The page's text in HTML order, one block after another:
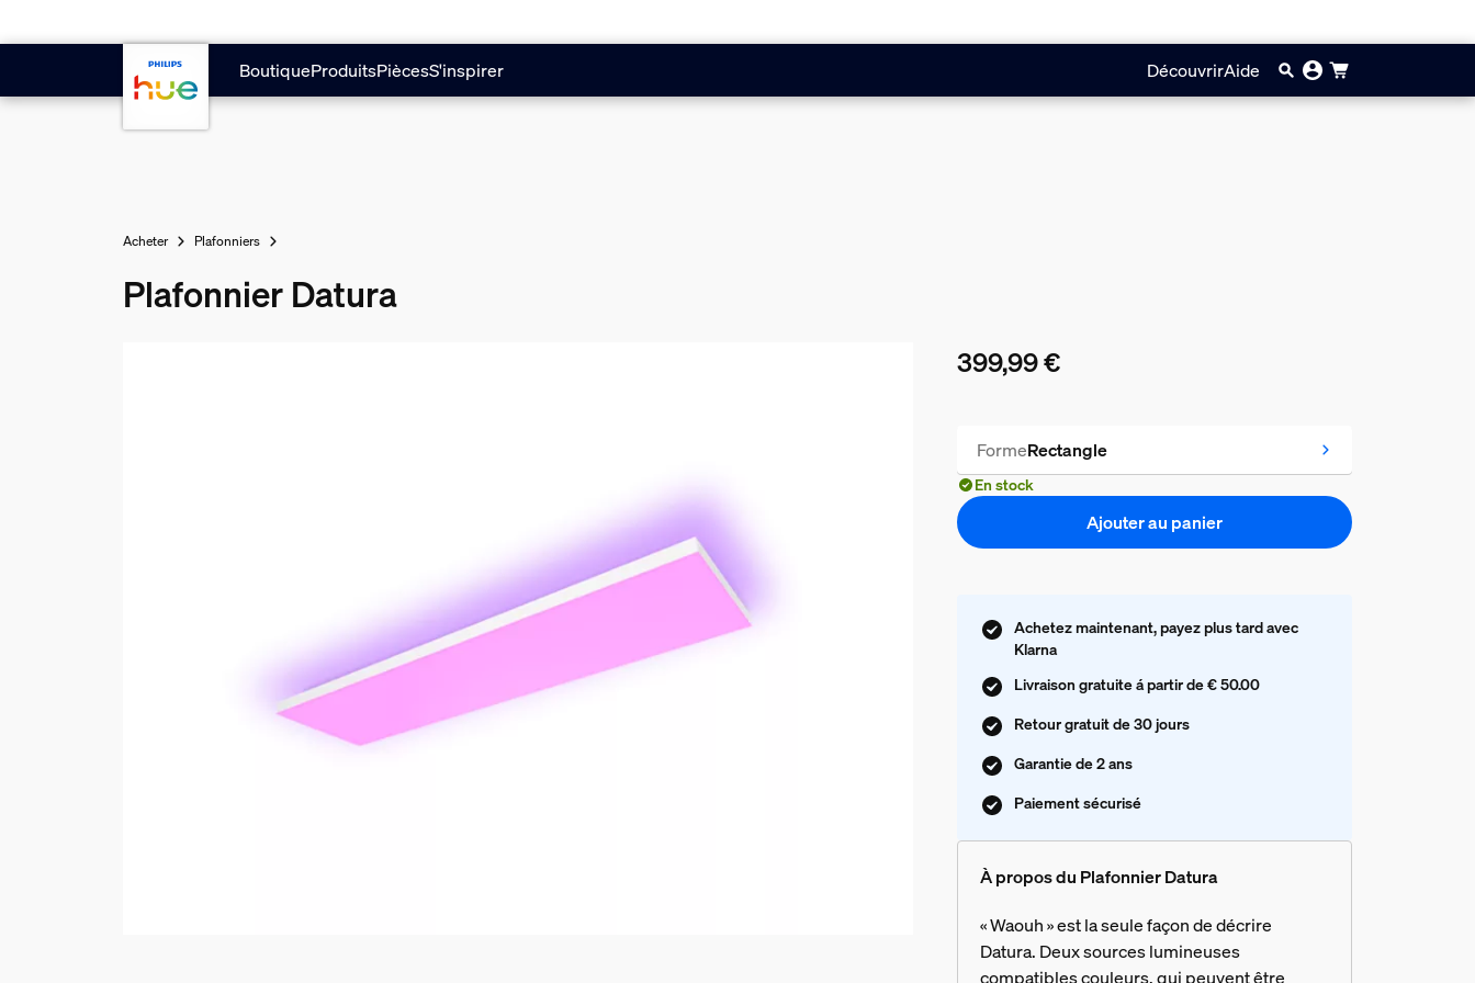
BoutiqueProduitsPiècesS'inspirer DécouvrirAide
Acheter Plafonniers
Plafonnier Datura
399,99 €
FormeRectangle
En stock
Ajouter au panier
Achetez maintenant, payez plus tard avec
Klarna
Livraison gratuite á partir de € 50.00
Retour gratuit de 30 jours
Garantie de 2 ans
Paiement sécurisé
À propos du Plafonnier Datura
« Waouh » est la seule façon de décrire
Datura. Deux sources lumineuses
compatibles couleurs, qui peuvent être